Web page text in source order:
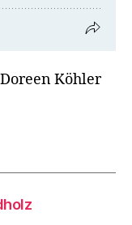
Köhler